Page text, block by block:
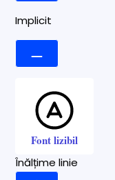
Implicit
Font lizibil
Înălțime linie